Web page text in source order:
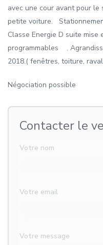
avec une cour avant pour le
petite voiture.
Classe Energie D suite
programmables .
2018.( fenêtres, toiture,
Négociation possible
Contacter le
Votre nom
Votre email
Votre message